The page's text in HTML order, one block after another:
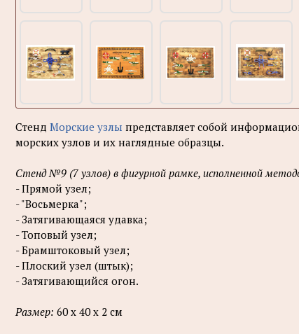
Стенд Морские узлы представляет собой
морских узлов и их наглядные образцы.
Стенд №9 (7 узлов) в фигурной рамке, исполненной
- Прямой узел;
- "Восьмерка";
- Затягивающаяся удавка;
- Топовый узел;
- Брамштоковый узел;
- Плоский узел (штык);
- Затягивающийся огон.
Размер: 60 х 40 х 2 см